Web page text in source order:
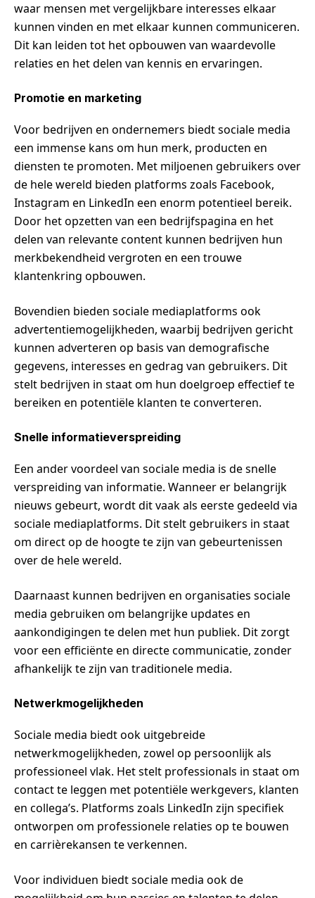
waar mensen met vergelijkbare interesses elkaar
kunnen vinden en met elkaar kunnen communiceren.
Dit kan leiden tot het opbouwen van waardevolle
relaties en het delen van kennis en ervaringen.
Promotie en marketing
Voor bedrijven en ondernemers biedt sociale media
een immense kans om hun merk, producten en
diensten te promoten. Met miljoenen gebruikers over
de hele wereld bieden platforms zoals Facebook,
Instagram en LinkedIn een enorm potentieel bereik.
Door het opzetten van een bedrijfspagina en het
delen van relevante content kunnen bedrijven hun
merkbekendheid vergroten en een trouwe
klantenkring opbouwen.
Bovendien bieden sociale mediaplatforms ook
advertentiemogelijkheden, waarbij bedrijven gericht
kunnen adverteren op basis van demografische
gegevens, interesses en gedrag van gebruikers. Dit
stelt bedrijven in staat om hun doelgroep effectief te
bereiken en potentiële klanten te converteren.
Snelle informatieverspreiding
Een ander voordeel van sociale media is de snelle
verspreiding van informatie. Wanneer er belangrijk
nieuws gebeurt, wordt dit vaak als eerste gedeeld via
sociale mediaplatforms. Dit stelt gebruikers in staat
om direct op de hoogte te zijn van gebeurtenissen
over de hele wereld.
Daarnaast kunnen bedrijven en organisaties sociale
media gebruiken om belangrijke updates en
aankondigingen te delen met hun publiek. Dit zorgt
voor een efficiënte en directe communicatie, zonder
afhankelijk te zijn van traditionele media.
Netwerkmogelijkheden
Sociale media biedt ook uitgebreide
netwerkmogelijkheden, zowel op persoonlijk als
professioneel vlak. Het stelt professionals in staat om
contact te leggen met potentiële werkgevers, klanten
en collega’s. Platforms zoals LinkedIn zijn specifiek
ontworpen om professionele relaties op te bouwen
en carrièrekansen te verkennen.
Voor individuen biedt sociale media ook de